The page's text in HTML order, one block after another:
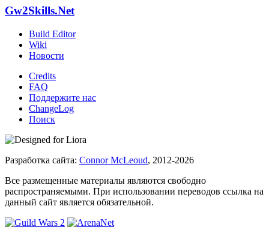
Gw2Skills.Net
Build Editor
Wiki
Новости
Credits
FAQ
Поддержите нас
ChangeLog
Поиск
Разработка сайта: Connor McLeoud, 2012-2026
Все размещенные материалы являются свободно
распространяемыми. При использовании переводов ссылка на
данный сайт является обязательной.